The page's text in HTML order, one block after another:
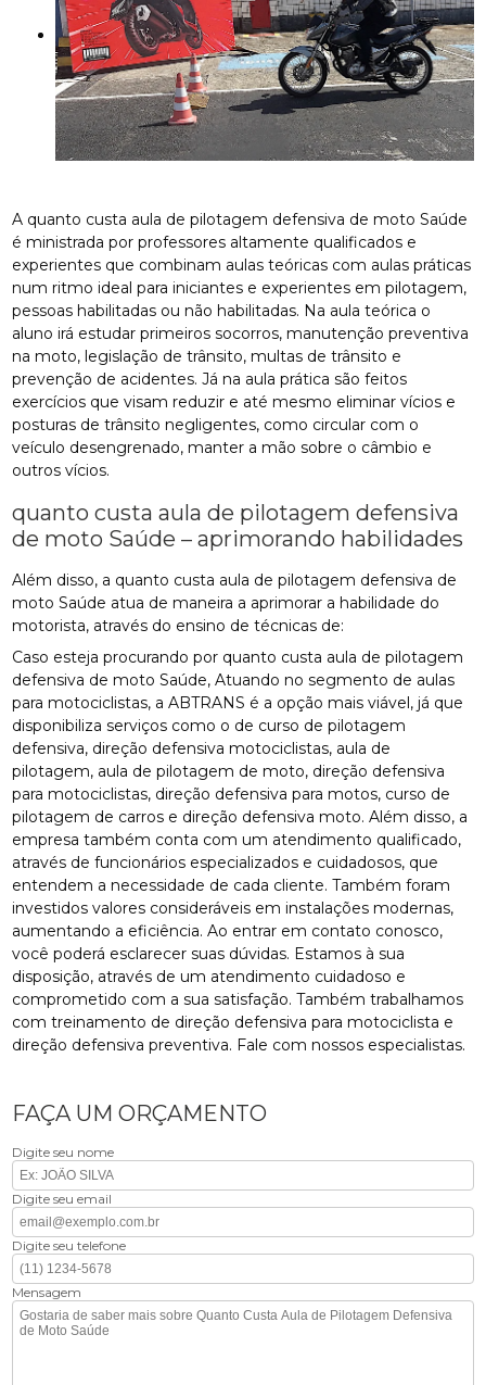
A quanto custa aula de pilotagem defensiva de moto Saúde
é ministrada por professores altamente qualificados e
experientes que combinam aulas teóricas com aulas práticas
num ritmo ideal para iniciantes e experientes em pilotagem,
pessoas habilitadas ou não habilitadas. Na aula teórica o
aluno irá estudar primeiros socorros, manutenção preventiva
na moto, legislação de trânsito, multas de trânsito e
prevenção de acidentes. Já na aula prática são feitos
exercícios que visam reduzir e até mesmo eliminar vícios e
posturas de trânsito negligentes, como circular com o
veículo desengrenado, manter a mão sobre o câmbio e
outros vícios.
quanto custa aula de pilotagem defensiva
de moto Saúde – aprimorando habilidades
Além disso, a quanto custa aula de pilotagem defensiva de
moto Saúde atua de maneira a aprimorar a habilidade do
motorista, através do ensino de técnicas de:
Caso esteja procurando por quanto custa aula de pilotagem
defensiva de moto Saúde, Atuando no segmento de aulas
para motociclistas, a ABTRANS é a opção mais viável, já que
disponibiliza serviços como o de curso de pilotagem
defensiva, direção defensiva motociclistas, aula de
pilotagem, aula de pilotagem de moto, direção defensiva
para motociclistas, direção defensiva para motos, curso de
pilotagem de carros e direção defensiva moto. Além disso, a
empresa também conta com um atendimento qualificado,
através de funcionários especializados e cuidadosos, que
entendem a necessidade de cada cliente. Também foram
investidos valores consideráveis em instalações modernas,
aumentando a eficiência. Ao entrar em contato conosco,
você poderá esclarecer suas dúvidas. Estamos à sua
disposição, através de um atendimento cuidadoso e
comprometido com a sua satisfação. Também trabalhamos
com treinamento de direção defensiva para motociclista e
direção defensiva preventiva. Fale com nossos especialistas.
FAÇA UM ORÇAMENTO
Digite seu nome
Digite seu email
Digite seu telefone
Mensagem